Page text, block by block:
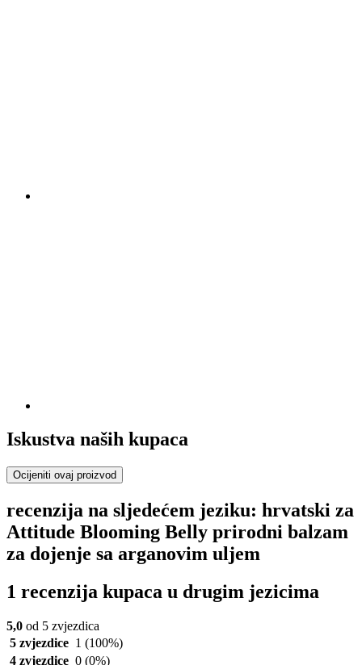
Iskustva naših kupaca
Ocijeniti ovaj proizvod
recenzija na sljedećem jeziku: hrvatski za
Attitude Blooming Belly prirodni balzam
za dojenje sa arganovim uljem
1 recenzija kupaca u drugim jezicima
5,0 od 5 zvjezdica
5 zvjezdice 1 (100%)
4 zvjezdice 0 (0%)